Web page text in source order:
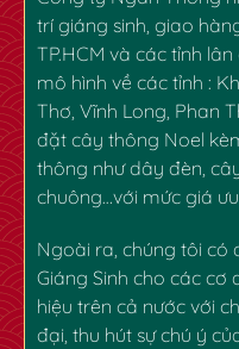
trí giáng sinh, giao
TP.HCM và các tỉnh
mô hình về các tỉnh :
Thơ, Vĩnh Long, Phan
đặt cây thông Noel
thông như dây đèn,
chuông…với mức giá
Ngoài ra, chúng tôi có
Giáng Sinh cho các cơ
hiệu trên cả nước với
đại, thu hút sự chú ý